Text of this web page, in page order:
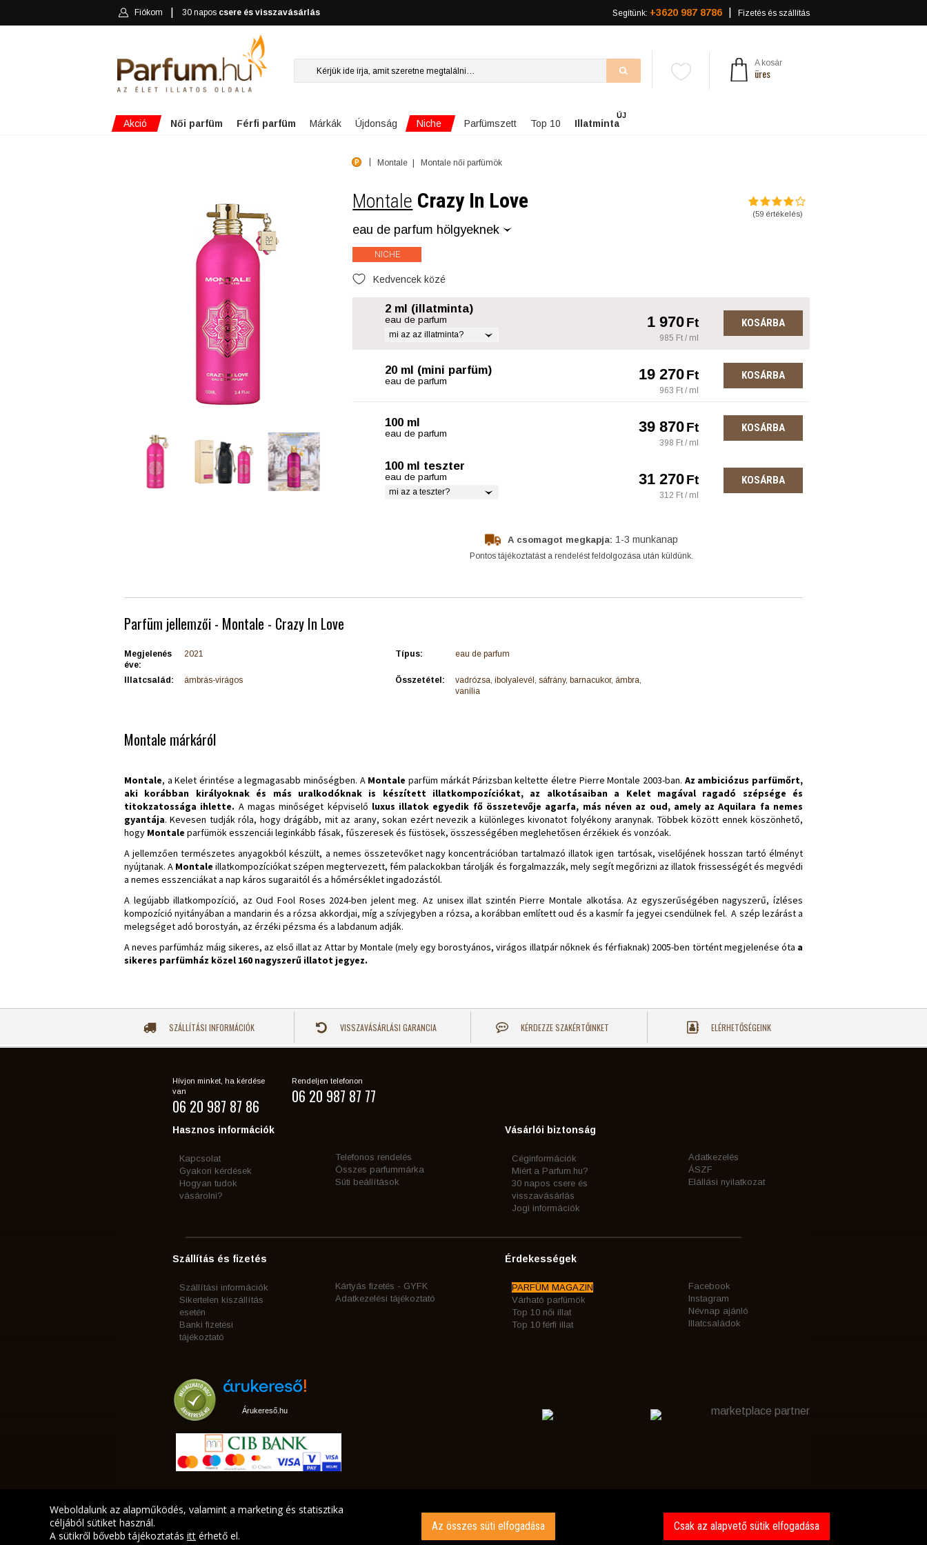
Fiókom 30 napos csere és visszavásárlás Segítünk: +3620 987 8786 Fizetés és szállítás
A kosár
üres
Akció Női parfüm Férfi parfüm Márkák Újdonság Niche Parfümszett Top 10 Illatminta
ÚJ
Montale Montale női parfümök
Montale Crazy In Love
eau de parfum hölgyeknek
NICHE
Kedvencek közé
(59értékelés)
2 ml (illatminta)
eau de parfum
mi az az illatminta?
1 970Ft
985 Ft / ml
KOSÁRBA
20 ml (mini parfüm)
eau de parfum 19 270Ft
963 Ft / ml
KOSÁRBA
100 ml
eau de parfum 39 870Ft
398 Ft / ml
KOSÁRBA
100 ml teszter
eau de parfum
mi az a teszter?
31 270Ft
312 Ft / ml
KOSÁRBA
A csomagot megkapja: 1-3 munkanap
Pontos tájékoztatást a rendelést feldolgozása után küldünk.
Parfüm jellemzői - Montale - Crazy In Love
Megjelenés
éve:
2021 Típus: eau de parfum
Illatcsalád: ámbrás-virágos Összetétel:
vadrózsa, ibolyalevél, sáfrány, barnacukor, ámbra,
vanília
Montale márkáról
Montale, a Kelet érintése a legmagasabb minőségben. A Montaleparfüm márkát Párizsban keltette életre Pierre Montale 2003-ban. Az ambiciózus parfümőrt,
aki korábban királyoknak és más uralkodóknak is készített illatkompozíciókat, az alkotásaiban a Kelet magával ragadó szépsége és
titokzatossága ihlette. A magas minőséget képviselő luxus illatok egyedik fő összetevője agarfa, más néven az oud, amely az Aquilara fa nemes
gyantája. Kevesen tudják róla, hogy drágább, mit az arany, sokan ezért nevezik a különleges kivonatot folyékony aranynak. Többek között ennek köszönhető,
hogy Montale parfümök esszenciái leginkább fásak, fűszeresek és füstösek, összességében meglehetősen érzékiek és vonzóak.
A jellemzően természetes anyagokból készült, a nemes összetevőket nagy koncentrációban tartalmazó illatok igen tartósak, viselőjének hosszan tartó élményt
nyújtanak. A Montale illatkompozíciókat szépen megtervezett, fém palackokban tárolják és forgalmazzák, mely segít megőrizni az illatok frissességét és megvédi
a nemes esszenciákat a nap káros sugaraitól és a hőmérséklet ingadozástól.
A legújabb illatkompozíció, az Oud Fool Roses 2024-ben jelent meg. Az unisex illat szintén Pierre Montale alkotása. Az egyszerűségében nagyszerű, ízléses
kompozíció nyitányában a mandarin és a rózsa akkordjai, míg a szívjegyben a rózsa, a korábban említett oud és a kasmír fa jegyei csendülnek fel. A szép lezárást a
melegséget adó borostyán, az érzéki pézsma és a labdanum adják.
A neves parfümház máig sikeres, az első illat az Attar by Montale (mely egy borostyános, virágos illatpár nőknek és férfiaknak) 2005-ben történt megjelenése óta a
sikeres parfümház közel 160 nagyszerű illatot jegyez.
SZÁLLÍTÁSI INFORMÁCIÓK VISSZAVÁSÁRLÁSI GARANCIA KÉRDEZZE SZAKÉRTŐINKET ELÉRHETŐSÉGEINK
Hívjon minket, ha kérdése
van
06 20 987 87 86
Rendeljen telefonon
06 20 987 87 77
Hasznos információk
Kapcsolat
Gyakori kérdések
Hogyan tudok
vásárolni?
Telefonos rendelés
Összes parfummárka
Süti beállítások
Vásárlói biztonság
Céginformációk
Miért a Parfum.hu?
30 napos csere és
visszavásárlás
Jogi információk
Adatkezelés
ÁSZF
Elállási nyilatkozat
Szállítás és fizetés
Szállítási információk
Sikertelen kiszállítás
esetén
Banki fizetési
tájékoztató
Kártyás fizetés - GYFK
Adatkezelési tájékoztató
Érdekességek
PARFÜM MAGAZIN
Várható parfümök
Top 10 női illat
Top 10 férfi illat
Facebook
Instagram
Névnap ajánló
Illatcsaládok
Árukereső.hu marketplace partner
Weboldalunk az alapműködés, valamint a marketing és statisztika
céljából sütiket használ.
A sütikről bővebb tájékoztatás itt érhető el.
Az összes süti elfogadása Csak az alapvető sütik elfogadása